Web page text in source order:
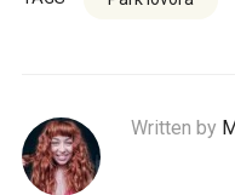
Written by